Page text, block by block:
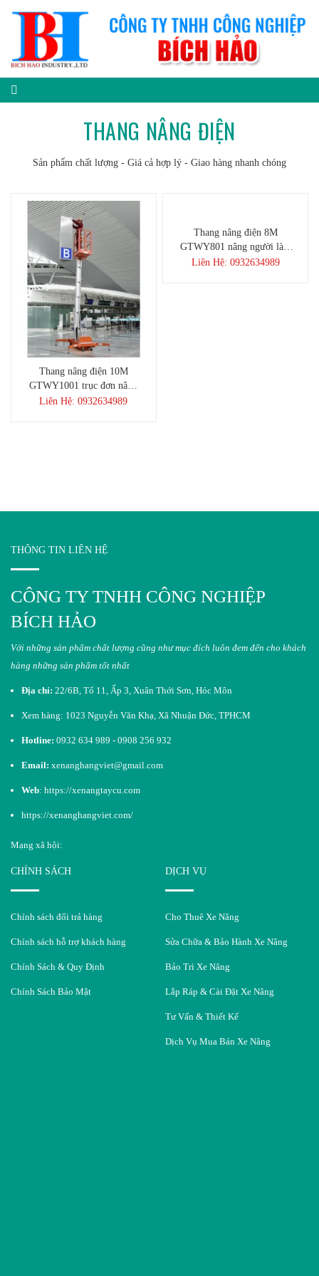
THANG NÂNG ĐIỆN
Sản phẩm chất lượng - Giá cả hợp lý - Giao hàng nhanh chóng
Thang nâng điện 10M
GTWY1001 trục đơn nâng
người làm việc trên cao
Liên Hệ: 0932634989
Thang nâng điện 8M
GTWY801 nâng người làm
việc trên cao
Liên Hệ: 0932634989
THÔNG TIN LIÊN HỆ
CÔNG TY TNHH CÔNG NGHIỆP
BÍCH HẢO
Với những sản phẩm chất lượng cũng như mục đích luôn đem đến cho khách
hàng những sản phẩm tốt nhất​
Địa chỉ: 22/6B, Tổ 11, Ấp 3, Xuân Thới Sơn, Hóc Môn
Xem hàng: 1023 Nguyễn Văn Khạ, Xã Nhuận Đức, TPHCM
Hotline: 0932 634 989 - 0908 256 932
Email: xenanghangviet@gmail.com
Web: https://xenangtaycu.com
https://xenanghangviet.com/
Mạng xã hội:
CHÍNH SÁCH
Chính sách đổi trả hàng
Chính sách hỗ trợ khách hàng
Chính Sách & Quy Định
Chính Sách Bảo Mật
DỊCH VỤ
Cho Thuê Xe Nâng
Sửa Chữa & Bảo Hành Xe Nâng
Bảo Trì Xe Nâng
Lắp Ráp & Cài Đặt Xe Nâng
Tư Vấn & Thiết Kế
Dịch Vụ Mua Bán Xe Nâng